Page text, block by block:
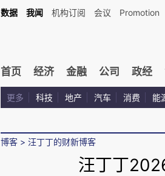
数据 我闻 机构订阅 会议 Promotion
首页 经济 金融 公司 政经
更多 科技 地产 汽车 消费 能
博客 > 汪丁丁的财新博客
汪丁丁